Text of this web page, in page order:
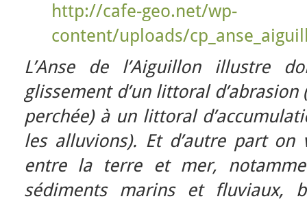
http://cafe-geo.net/wp-
content/uploads/
L’Anse de l’Aiguillon illustre
glissement d’un littoral
perchée) à un littoral
les alluvions). Et d’autre part
entre la terre et mer,
sédiments marins et fluviaux,